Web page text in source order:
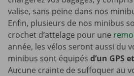
valise, sans peine dans nos
Enfin, plusieurs de nos minibus
crochet d’attelage pour une
année, les vélos seront aussi du
minibus sont équipés d’un GPS
Aucune crainte de suffoquer au